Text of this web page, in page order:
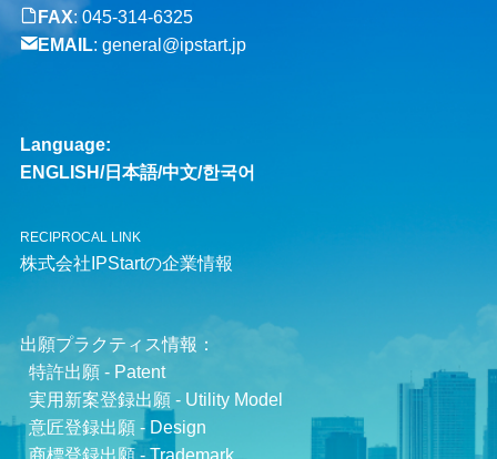
FAX: 045-314-6325
EMAIL: general@ipstart.jp
Language:
ENGLISH/日本語/中文/한국어
RECIPROCAL LINK
株式会社IPStartの企業情報
出願プラクティス情報：
特許出願 - Patent
実用新案登録出願 - Utility Model
意匠登録出願 - Design
商標登録出願 - Trademark